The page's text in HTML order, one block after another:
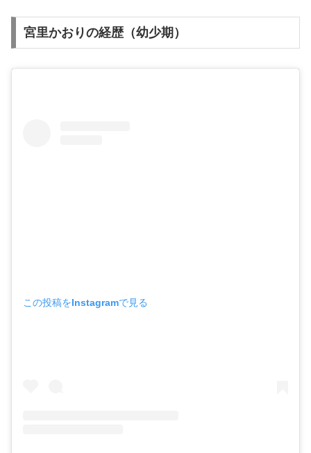
宮里かおりの経歴（幼少期）
この投稿をInstagramで見る